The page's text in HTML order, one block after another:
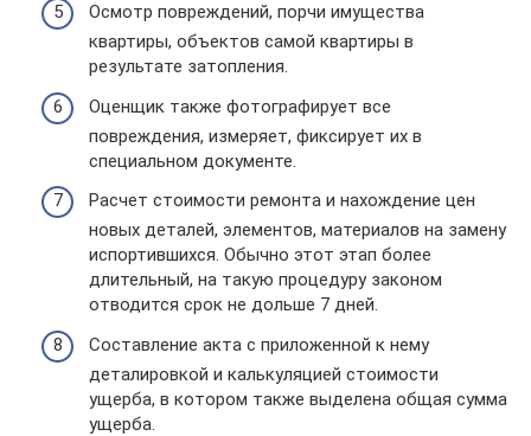
Осмотр повреждений, порчи имущества
квартиры, объектов самой квартиры в
результате затопления.
Оценщик также фотографирует все
повреждения, измеряет, фиксирует их в
специальном документе.
Расчет стоимости ремонта и нахождение цен
новых деталей, элементов, материалов на замену
испортившихся. Обычно этот этап более
длительный, на такую процедуру законом
отводится срок не дольше 7 дней.
Составление акта с приложенной к нему
деталировкой и калькуляцией стоимости
ущерба, в котором также выделена общая сумма
ущерба.